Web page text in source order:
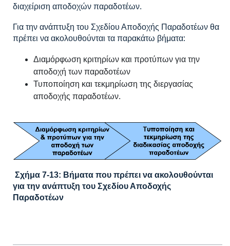
διαχείριση αποδοχών παραδοτέων.
Για την ανάπτυξη του Σχεδίου Αποδοχής Παραδοτέων θα
πρέπει να ακολουθούνται τα παρακάτω βήματα:
Διαμόρφωση κριτηρίων και προτύπων για την
αποδοχή των παραδοτέων
Τυποποίηση και τεκμηρίωση της διεργασίας
αποδοχής παραδοτέων.
Σχήμα 7-13: Βήματα που πρέπει να ακολουθούνται
για την ανάπτυξη του Σχεδίου Αποδοχής
Παραδοτέων